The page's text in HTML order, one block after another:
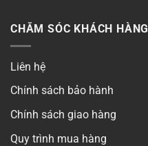
CHĂM SÓC KHÁCH HÀNG
Liên hệ
Chính sách bảo hành
Chính sách giao hàng
Quy trình mua hàng